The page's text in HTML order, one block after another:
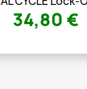
34,80 €